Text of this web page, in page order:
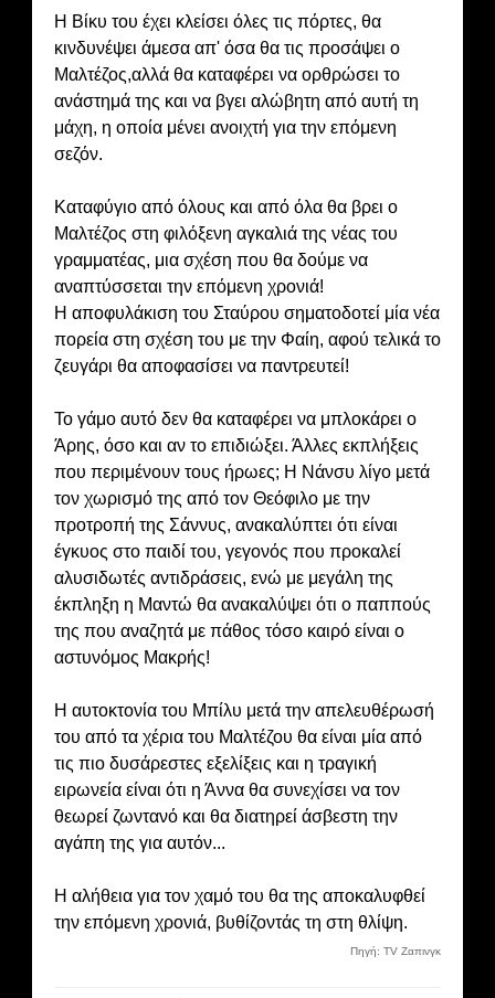
Η Βίκυ του έχει κλείσει όλες τις πόρτες, θα
κινδυνέψει άμεσα απ' όσα θα τις προσάψει ο
Μαλτέζος,αλλά θα καταφέρει να ορθρώσει το
ανάστημά της και να βγει αλώβητη από αυτή τη
μάχη, η οποία μένει ανοιχτή για την επόμενη
σεζόν.
Καταφύγιο από όλους και από όλα θα βρει ο
Μαλτέζος στη φιλόξενη αγκαλιά της νέας του
γραμματέας, μια σχέση που θα δούμε να
αναπτύσσεται την επόμενη χρονιά!
Η αποφυλάκιση του Σταύρου σηματοδοτεί μία νέα
πορεία στη σχέση του με την Φαίη, αφού τελικά το
ζευγάρι θα αποφασίσει να παντρευτεί!
Το γάμο αυτό δεν θα καταφέρει να μπλοκάρει ο
Άρης, όσο και αν το επιδιώξει. Άλλες εκπλήξεις
που περιμένουν τους ήρωες; Η Νάνσυ λίγο μετά
τον χωρισμό της από τον Θεόφιλο με την
προτροπή της Σάννυς, ανακαλύπτει ότι είναι
έγκυος στο παιδί του, γεγονός που προκαλεί
αλυσιδωτές αντιδράσεις, ενώ με μεγάλη της
έκπληξη η Μαντώ θα ανακαλύψει ότι ο παππούς
της που αναζητά με πάθος τόσο καιρό είναι ο
αστυνόμος Μακρής!
Η αυτοκτονία του Μπίλυ μετά την απελευθέρωσή
του από τα χέρια του Μαλτέζου θα είναι μία από
τις πιο δυσάρεστες εξελίξεις και η τραγική
ειρωνεία είναι ότι η Άννα θα συνεχίσει να τον
θεωρεί ζωντανό και θα διατηρεί άσβεστη την
αγάπη της για αυτόν...
Η αλήθεια για τον χαμό του θα της αποκαλυφθεί
την επόμενη χρονιά, βυθίζοντάς τη στη θλίψη.
Πηγή: TV Zαπινγκ